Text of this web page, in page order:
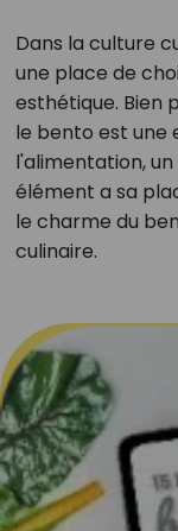
Dans la culture
une place de
esthétique. Bien
le bento est une
l'alimentation,
élément a sa
le charme du
culinaire.